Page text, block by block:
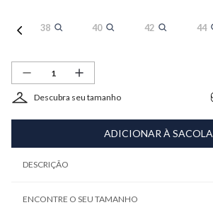
38 40 42 44
Descubra seu tamanho
ADICIONAR À SACOLA
DESCRIÇÃO
ENCONTRE O SEU TAMANHO